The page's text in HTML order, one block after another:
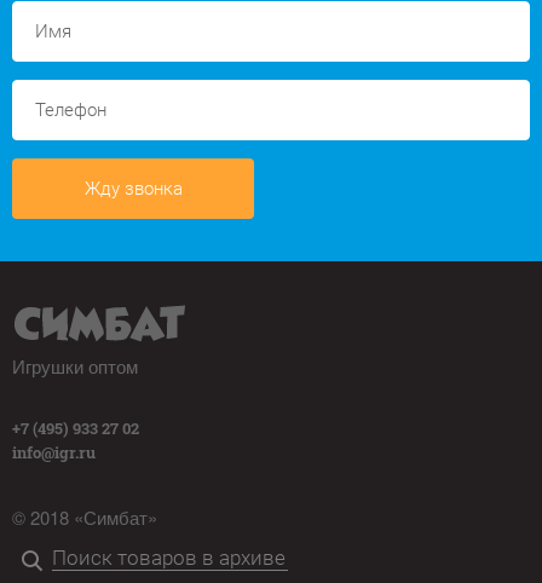
Жду звонка
Игрушки оптом
+7 (495) 933 27 02
info@igr.ru
© 2018 «Симбат»